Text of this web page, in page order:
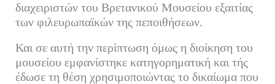
διαχειριστών του Βρετανικού Μουσείου εξαιτίας
των φιλευρωπαϊκών της πεποιθήσεων.
Και σε αυτή την περίπτωση όμως η διοίκηση του
μουσείου εμφανίστηκε κατηγορηματική και τής
έδωσε τη θέση χρησιμοποιώντας το δικαίωμα που